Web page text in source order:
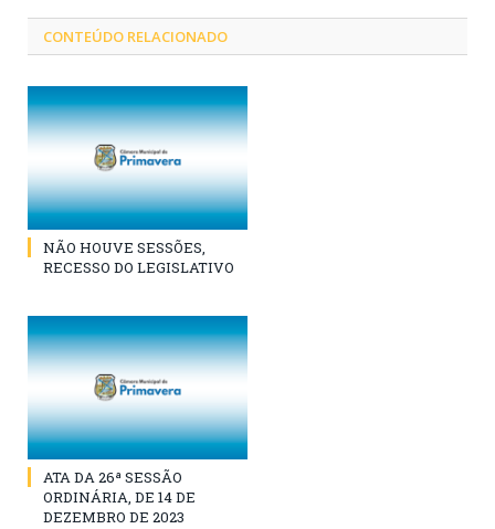
CONTEÚDO RELACIONADO
NÃO HOUVE SESSÕES,
RECESSO DO LEGISLATIVO
ATA DA 26ª SESSÃO
ORDINÁRIA, DE 14 DE
DEZEMBRO DE 2023